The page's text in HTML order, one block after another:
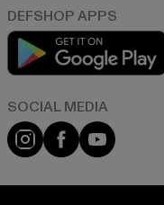
Instagram
FacebookYouTube